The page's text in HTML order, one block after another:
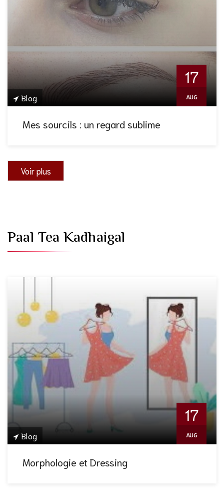
Blog
17
AUG
Mes sourcils : un regard sublime
Voir plus
Paal Tea Kadhaigal
Blog
17
AUG
Morphologie et Dressing